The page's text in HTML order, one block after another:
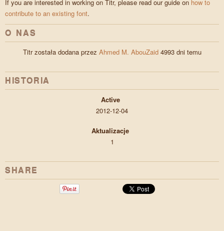
If you are interested in working on Titr, please read our guide on how to
contribute to an existing font.
O NAS
Titr została dodana przez Ahmed M. AbouZaid4993 dni temu
HISTORIA
Active
2012-12-04
Aktualizacje
1
SHARE